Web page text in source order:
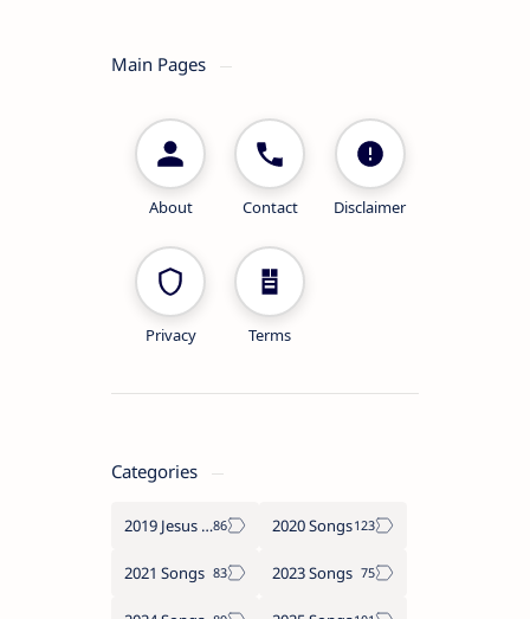
Main Pages
About Contact Disclaimer
Privacy Terms
Categories
2019 Jesus songs 2020 Songs
2021 Songs 2023 Songs